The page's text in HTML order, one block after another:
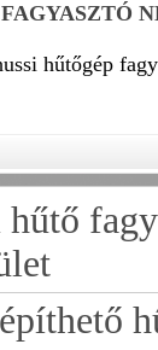
hűtőgép
hűtő